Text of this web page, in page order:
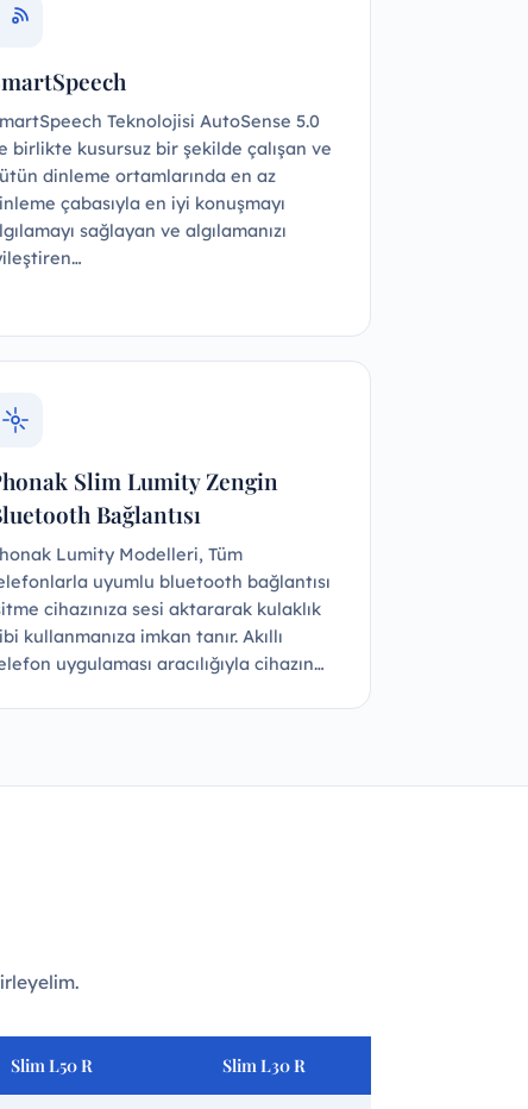
Teknolojisi AutoSense 5.0
birlikte kusursuz bir şekilde çalışan ve
dinleme ortamlarında en az
çabasıyla en iyi konuşmayı
sağlayan ve algılamanızı
Slim Lumity Zengin
Bağlantısı
Lumity Modelleri, Tüm
uyumlu bluetooth bağlantısı
cihazınıza sesi aktararak kulaklık
kullanmanıza imkan tanır. Akıllı
uygulaması aracılığıyla cihazın…
SlimL50R Slim L30R